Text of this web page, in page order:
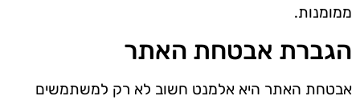
ממומנות.
הגברת אבטחת האתר
אבטחת האתר היא אלמנט חשוב לא רק למשתמשים